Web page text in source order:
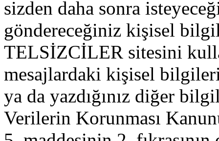
sizden daha sonra
göndereceğiniz kişisel
TELSİZCİLER sitesini
mesajlardaki kişisel
ya da yazdığınız diğer
Verilerin Korunması